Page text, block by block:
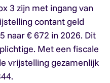
3 zijn met ingang van
contant geld
naar € 672 in 2026. Dit
Met een fiscale
vrijstelling gezamenlijk